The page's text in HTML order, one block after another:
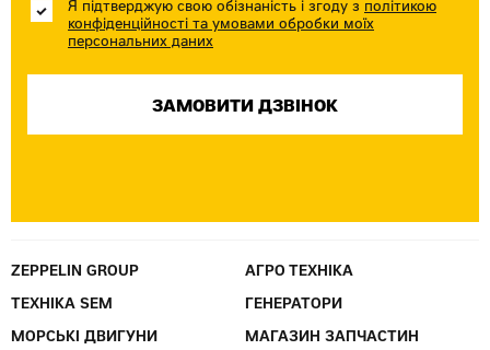
Я підтверджую свою обізнаність і згоду з політикою
конфіденційності та умовами обробки моїх
персональних даних
ZEPPELIN GROUP АГРО ТЕХНІКА
ТЕХНІКА SEM ГЕНЕРАТОРИ
МОРСЬКІ ДВИГУНИ МАГАЗИН ЗАПЧАСТИН